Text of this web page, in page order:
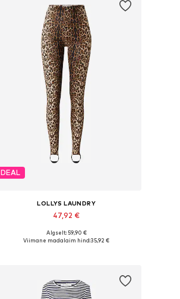
DEAL
LOLLYS LAUNDRY
47,92 €
Saadaolevad suurused: XS, S, M, L, XL, XXL
Algselt: 59,90 €
Viimane madalaim hind:35,92 €